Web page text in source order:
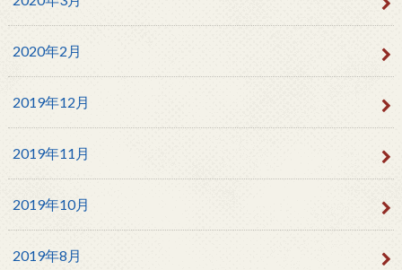
2020年2月
2019年12月
2019年11月
2019年10月
2019年8月